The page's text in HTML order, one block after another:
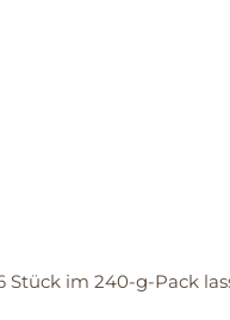
im 240-g-Pack